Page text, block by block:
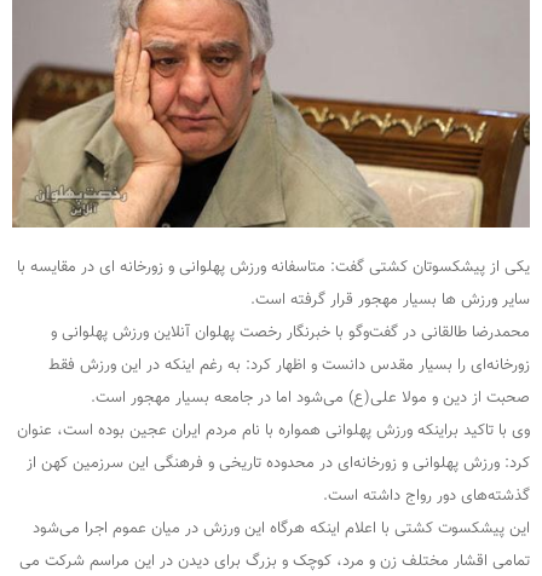
یکی از پیشکسوتان کشتی گفت: متاسفانه ورزش پهلوانی و زورخانه ای در مقایسه با
سایر ورزش ها بسیار مهجور قرار گرفته است.
محمدرضا طالقانی در گفت‌وگو با خبرنگار رخصت پهلوان آنلاین ورزش پهلوانی و
زورخانه‌ای را بسیار مقدس دانست و اظهار کرد: به رغم اینکه در این ورزش فقط
صحبت از دین و مولا علی(ع) می‌شود اما در جامعه بسیار مهجور است.
وی با تاکید براینکه ورزش پهلوانی همواره با نام مردم ایران عجین بوده است، عنوان
کرد: ورزش پهلوانی و زورخانه‌ای در محدوده تاریخی و فرهنگی این سرزمین کهن از
گذشته‌های دور رواج داشته است.
این پیشکسوت کشتی با اعلام اینکه هرگاه این ورزش در میان عموم اجرا می‌شود
تمامی اقشار مختلف زن و مرد، کوچک و بزرگ برای دیدن در این مراسم شرکت می